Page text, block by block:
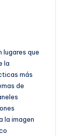
lugares que
la
más
de
la imagen